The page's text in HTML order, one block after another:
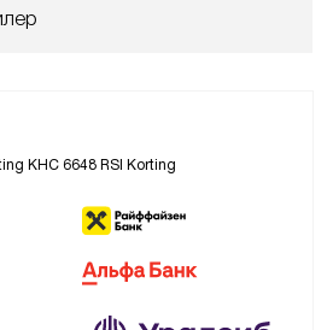
KHC 6648 RSI Korting